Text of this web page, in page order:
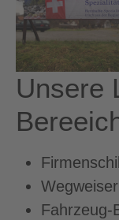
Unsere
Wegweiser
Fahrzeug-